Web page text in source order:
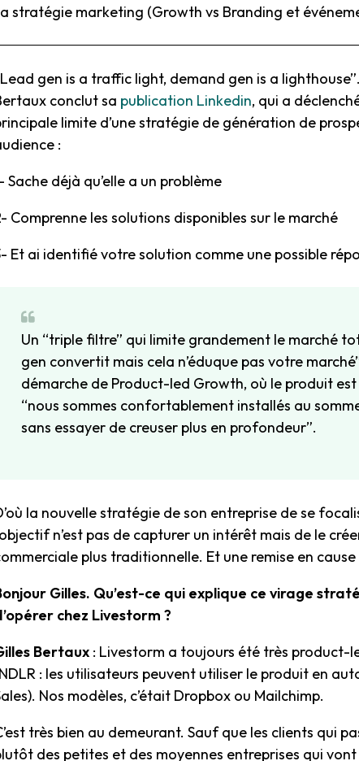
stratégie marketing (Growth vs Branding et
gen is a traffic light, demand gen is a
conclut sa publication Linkedin, qui a
limite d’une stratégie de génération de
:
Sache déjà qu’elle a un problème
Comprenne les solutions disponibles sur le marché
Et ai identifié votre solution comme une possible
Un “triple filtre” qui limite grandement le marché
gen convertit mais cela n’éduque pas votre
démarche de Product-led Growth, où le produit est
“nous sommes confortablement installés au
sans essayer de creuser plus en profondeur”.
la nouvelle stratégie de son entreprise de se
n’est pas de capturer un intérêt mais de le
plus traditionnelle. Et une remise en
Gilles. Qu’est-ce qui explique ce virage
chez Livestorm ?
Bertaux : Livestorm a toujours été très product-
: les utilisateurs peuvent utiliser le produit en
Nos modèles, c’était Dropbox ou Mailchimp.
très bien au demeurant. Sauf que les clients qui
des petites et des moyennes entreprises qui